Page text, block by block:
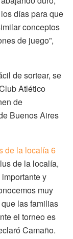
días para que
conceptos
de juego”,
de sortear, se
Atlético
de
Buenos Aires
de la localía,
y
muy
las familias
el torneo es
Camaño.